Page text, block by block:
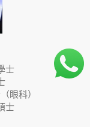
士
眼科）
士